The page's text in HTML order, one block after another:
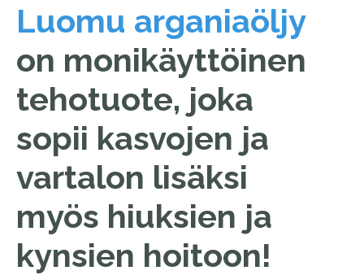
Luomu arganiaöljy
on monikäyttöinen
tehotuote, joka
sopii kasvojen ja
vartalon lisäksi
myös hiuksien ja
kynsien hoitoon!